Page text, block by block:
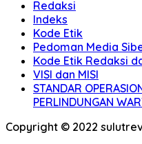
Redaksi
Indeks
Kode Etik
Pedoman Media
Kode Etik Redaksi
VISI dan MISI
STANDAR
PERLINDUNGAN
Copyright © 2022